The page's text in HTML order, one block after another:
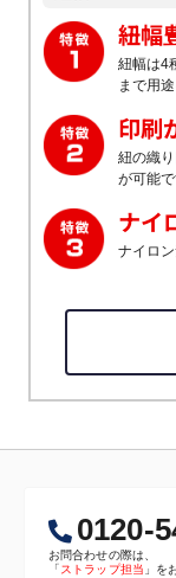
紐幅
紐幅は4
まで用
印刷
紐の織
が可能で
ナイ
ナイロ
0120-
お問合わせの際は、
「 ストラップ担当 」を